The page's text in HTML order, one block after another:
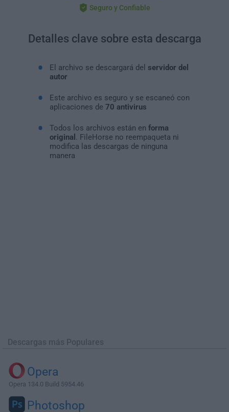
Seguro y Confiable
Detalles clave sobre esta descarga
El archivo se descargará del servidor del
autor
Este archivo es seguro y se escaneó con
aplicaciones de 70 antivirus
Todos los archivos están en forma
original
. FileHorse no reempaqueta ni
modifica las descargas de ninguna
manera
Descargas más Populares
Opera
Opera 134.0 Build 5954.46
Photoshop